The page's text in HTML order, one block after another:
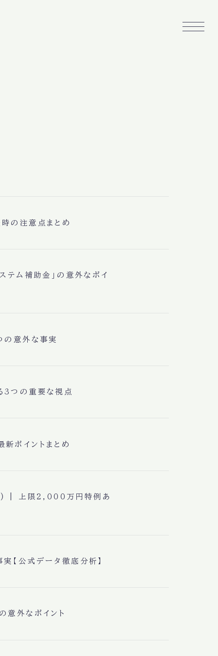
の注意点まとめ
テム補助金」の意外なポイ
意外な事実
3つの重要な視点
ポイントまとめ
) | 上限2,000万円特例あ
【公式データ徹底分析】
意外なポイント